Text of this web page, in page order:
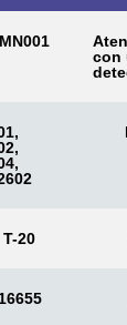
con
T-20